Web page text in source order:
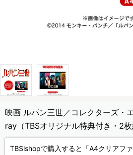
映画 ルパン三世／コレクターズ・
ray（TBSオリジナル特典付き・2枚
TBSishopで購入すると「A4クリアフ